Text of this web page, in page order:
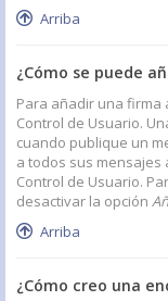
Arriba
¿Cómo se puede
Para añadir una firma
Control de Usuario.
cuando publique un
a todos sus mensajes
Control de Usuario.
desactivar la opción
Arriba
¿Cómo creo una